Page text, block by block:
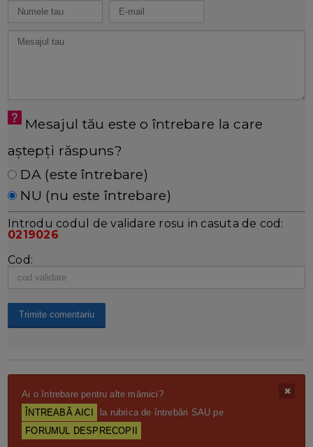
Mesajul tău este o întrebare la care
aștepți răspuns?
DA (este întrebare)
NU (nu este întrebare)
Introdu codul de validare rosu in casuta de cod:
0219026
Cod:
Ai o întrebare pentru alte mămici?
ÎNTREABĂ AICI
la rubrica de întrebări SAU pe
FORUMUL DESPRECOPII